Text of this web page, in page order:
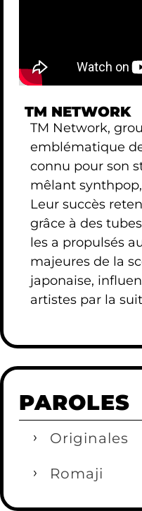
TM NETWORK
TM Network,
emblématique
connu pour son
mêlant
Leur succès
grâce à des
les a propulsés
majeures de la
japonaise,
artistes par la
PAROLES
Originales
Romaji